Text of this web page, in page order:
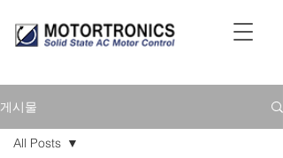
게시물
All Posts